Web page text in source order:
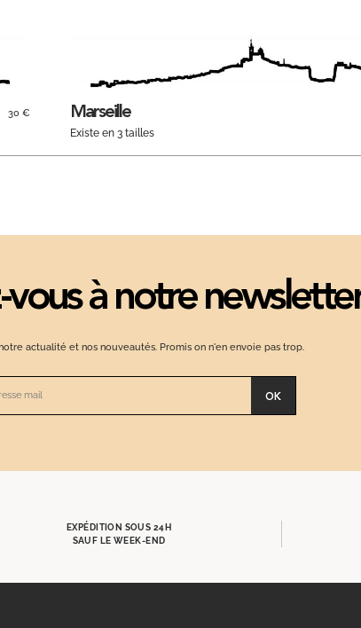
30 € Marseille
Existe en 3 tailles
vous à notre
actualité et nos nouveautés. Promis on n'en envoie pas trop.
OK
EXPÉDITION SOUS 24H
SAUF LE WEEK-END